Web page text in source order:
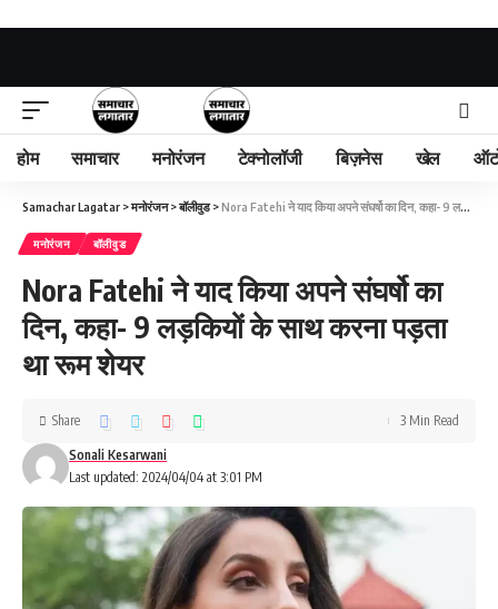
होम समाचार मनोरंजन टेक्नोलॉजी बिज़नेस खेल
Samachar Lagatar >मनोरंजन>बॉलीवुड>Nora Fatehi ने याद किया अपने संघर्षो का दिन, कहा- 9 लड़कियों के साथ करना पड़ता था रूम शेयर
मनोरंजन बॉलीवुड
Nora Fatehi ने याद किया अपने संघर्षो का
दिन, कहा- 9 लड़कियों के साथ करना पड़ता
था रूम शेयर
Last updated: 2024/04/04 at 3:01 PM
Sonali Kesarwani
Share 3 Min Read